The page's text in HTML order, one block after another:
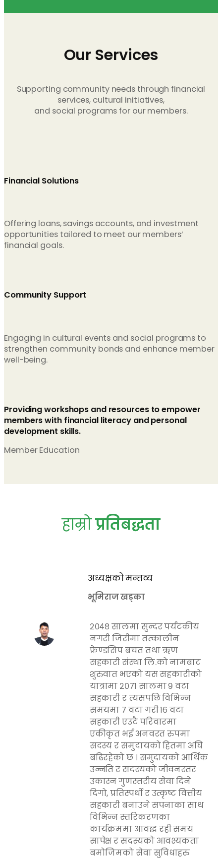
Our Services
Supporting community needs through financial
services, cultural initiatives,
and social programs for our members.
Financial Solutions
Offering loans, savings accounts, and investment
opportunities tailored to meet our members’
financial goals.
Community Support
Engaging in cultural events and social programs to
strengthen community bonds and enhance member
well-being.
Providing workshops and resources to empower
members with financial literacy and personal
development skills.
Member Education
हाम्रोप्रतिबद्धता
अध्यक्षको मन्तव्य
भूमिराज खड्का
२०४८ सालमा सुन्दर पर्यटकीय
नगरी जिरीमा तत्कालीन
फ्रेण्डसिप बचत तथा ऋण
सहकारी संस्था लि.को नामबाट
शुरुवात भएको यस सहकारीको
यात्रामा २०७१ सालमा ९ वटा
सहकारी र त्यसपछि विभिन्न
समयमा ७ वटा गरी १६ वटा
सहकारी एउटै परिवारमा
एकीकृत भई अनवरत रुपमा
सदस्य र समुदायको हितमा अघि
बढिरहेको छ । समुदायको आर्थिक
उन्नति र सदस्यको जीवनस्तर
उकास्न गुणस्तरीय सेवा दिने
दिगो, प्रतिस्पर्धी र उत्कृष्ट वित्तीय
सहकारी बनाउने सपनाका साथ
विभिन्न स्तरिकरणका
कार्यक्रममा आवद्ध रही समय
सापेक्ष र सदस्यको आवश्यकता
बमोजिमको सेवा सुविधाहरु